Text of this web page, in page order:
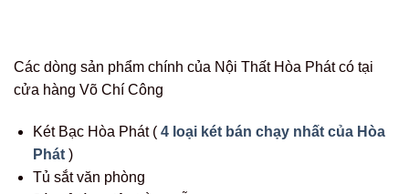
Các dòng sản phẩm chính của Nội Thất Hòa Phát có tại
cửa hàng Võ Chí Công
Két Bạc Hòa Phát ( 4 loại két bán chạy nhất của Hòa
Phát)
Tủ sắt văn phòng